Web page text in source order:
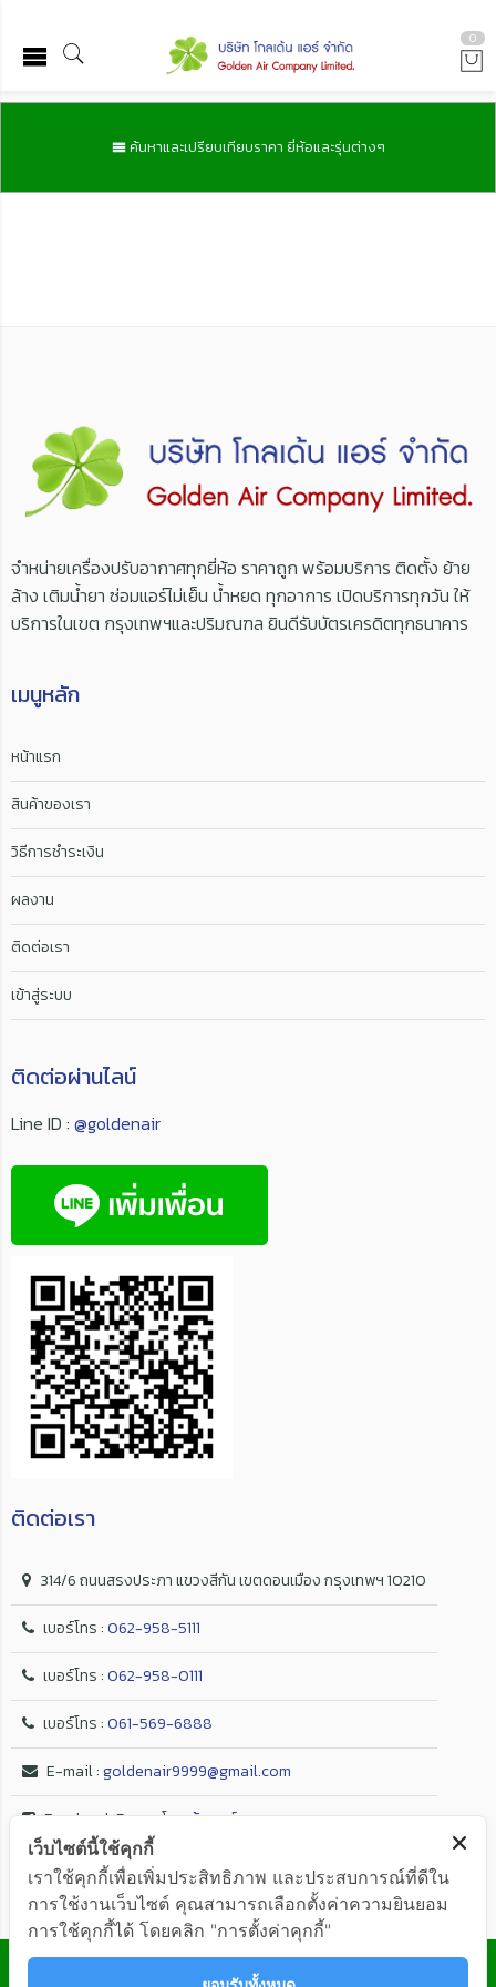
0
ค้นหาและเปรียบเทียบราคา ยี่ห้อและรุ่นต่างๆ
จำหน่ายเครื่องปรับอากาศทุกยี่ห้อ ราคาถูก พร้อมบริการ ติดตั้ง ย้าย
ล้าง เติมน้ำยา ซ่อมแอร์ไม่เย็น น้ำหยด ทุกอาการ เปิดบริการทุกวัน ให้
บริการในเขต กรุงเทพฯและปริมณฑล ยินดีรับบัตรเครดิตทุกธนาคาร
เมนูหลัก
หน้าแรก
สินค้าของเรา
วิธีการชำระเงิน
ผลงาน
ติดต่อเรา
เข้าสู่ระบบ
ติดต่อผ่านไลน์
Line ID : @goldenair
ติดต่อเรา
314/6 ถนนสรงประภา แขวงสีกัน เขตดอนเมือง กรุงเทพฯ 10210
เบอร์โทร :062-958-5111
เบอร์โทร :062-958-0111
เบอร์โทร :061-569-6888
E-mail :goldenair9999@gmail.com
Facebook Page : โกลเด้น แอร์
© GOLDEN AIR Co.,Ltd. ALL RIGHTS RESERVED
เว็บไซต์นี้ใช้คุกกี้
เราใช้คุกกี้เพื่อเพิ่มประสิทธิภาพ และประสบการณ์ที่ดีใน
การใช้งานเว็บไซต์ คุณสามารถเลือกตั้งค่าความยินยอม
การใช้คุกกี้ได้ โดยคลิก "การตั้งค่าคุกกี้"